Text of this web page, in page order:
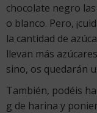
chocolate negro
o blanco. Pero,
la cantidad de
llevan más
sino, os quedarán
También, podéis
g de harina y